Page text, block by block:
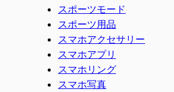
スポーツモード
スポーツ用品
スマホアクセサリー
スマホアプリ
スマホリング
スマホ写真